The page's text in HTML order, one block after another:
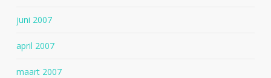
juni 2007
april 2007
maart 2007